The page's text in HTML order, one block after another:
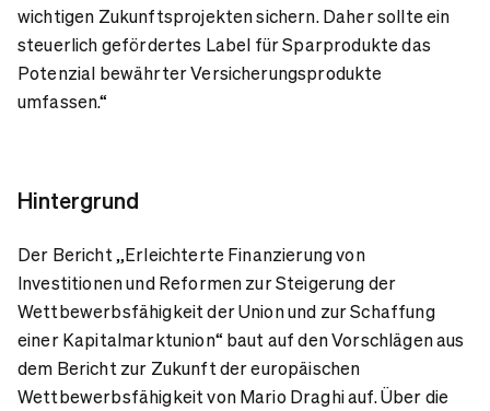
wichtigen Zukunftsprojekten sichern. Daher sollte ein
steuerlich gefördertes Label für Sparprodukte das
Potenzial bewährter Versicherungsprodukte
umfassen.“
Hintergrund
Der Bericht „Erleichterte Finanzierung von
Investitionen und Reformen zur Steigerung der
Wettbewerbsfähigkeit der Union und zur Schaffung
einer Kapitalmarktunion“ baut auf den Vorschlägen aus
dem Bericht zur Zukunft der europäischen
Wettbewerbsfähigkeit von Mario Draghi auf. Über die